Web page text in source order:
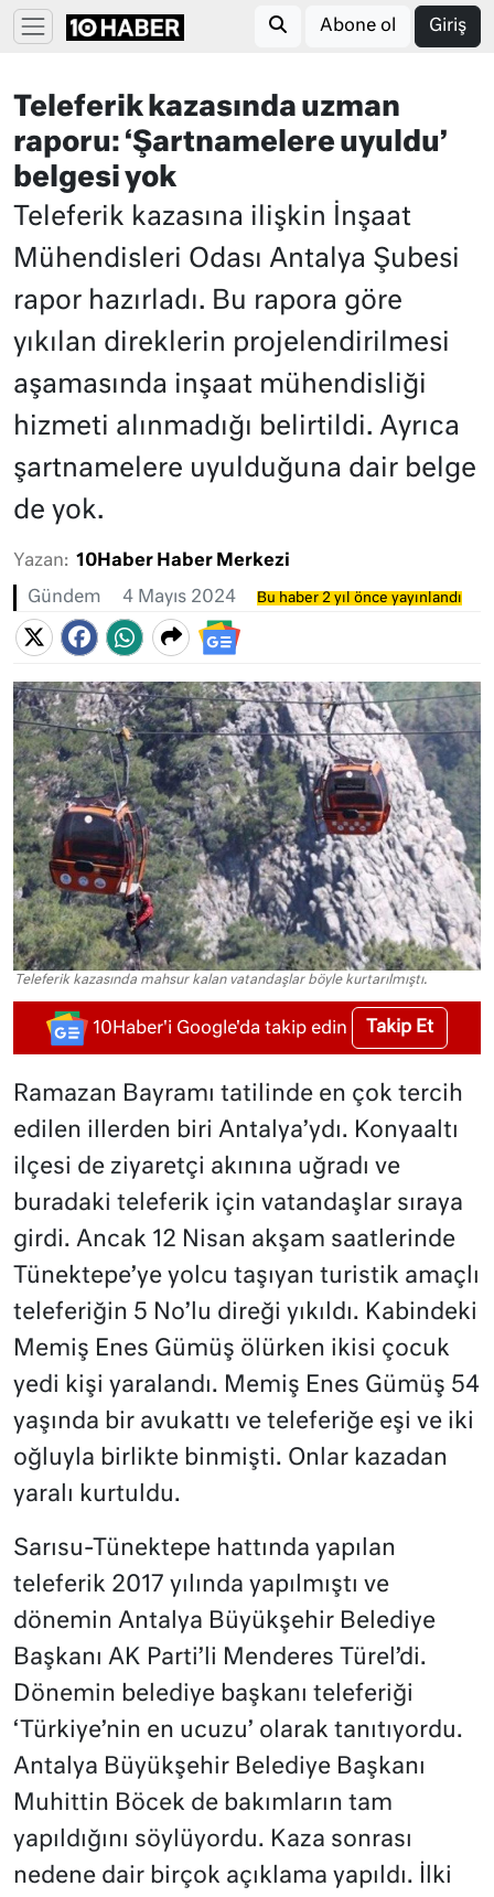
Abone ol Giriş
Teleferik kazasında uzman
raporu: ‘Şartnamelere uyuldu’
belgesi yok
Teleferik kazasına ilişkin İnşaat
Mühendisleri Odası Antalya Şubesi
rapor hazırladı. Bu rapora göre
yıkılan direklerin projelendirilmesi
aşamasında inşaat mühendisliği
hizmeti alınmadığı belirtildi. Ayrıca
şartnamelere uyulduğuna dair belge
de yok.
Yazan: 10Haber Haber Merkezi
Gündem 4 Mayıs 2024 Bu haber 2 yıl önce yayınlandı
Teleferik kazasında mahsur kalan vatandaşlar böyle kurtarılmıştı.
10Haber'i Google'da takip edin Takip Et
Ramazan Bayramı tatilinde en çok tercih
edilen illerden biri Antalya’ydı. Konyaaltı
ilçesi de ziyaretçi akınına uğradı ve
buradaki teleferik için vatandaşlar sıraya
girdi. Ancak 12 Nisan akşam saatlerinde
Tünektepe’ye yolcu taşıyan turistik amaçlı
teleferiğin 5 No’lu direği yıkıldı. Kabindeki
Memiş Enes Gümüş ölürken ikisi çocuk
yedi kişi yaralandı. Memiş Enes Gümüş 54
yaşında bir avukattı ve teleferiğe eşi ve iki
oğluyla birlikte binmişti. Onlar kazadan
yaralı kurtuldu.
Sarısu-Tünektepe hattında yapılan
teleferik 2017 yılında yapılmıştı ve
dönemin Antalya Büyükşehir Belediye
Başkanı AK Parti’li Menderes Türel’di.
Dönemin belediye başkanı teleferiği
‘Türkiye’nin en ucuzu’ olarak tanıtıyordu.
Antalya Büyükşehir Belediye Başkanı
Muhittin Böcek de bakımların tam
yapıldığını söylüyordu. Kaza sonrası
nedene dair birçok açıklama yapıldı. İlki